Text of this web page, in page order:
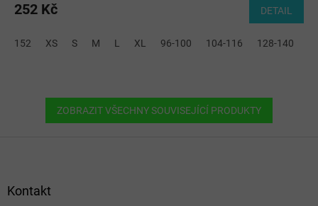
252 Kč DETAIL
152 XS S M L XL 96-100 104-116 128-140
ZOBRAZIT VŠECHNY SOUVISEJÍCÍ PRODUKTY
Kontakt